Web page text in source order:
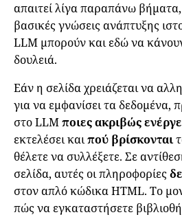
απαιτεί λίγα παραπάνω
βασικές γνώσεις ανάπτυξης
LLM μπορούν και εδώ να
δουλειά.
Εάν η σελίδα χρειάζεται να
για να εμφανίσει τα δεδομένα,
στο LLMποιες ακριβώς
εκτελέσει καιπού βρίσκονται
θέλετε να συλλέξετε. Σε
σελίδα, αυτές οι πληροφορίες
στον απλό κώδικα HTML. Το
πώς να εγκαταστήσετε